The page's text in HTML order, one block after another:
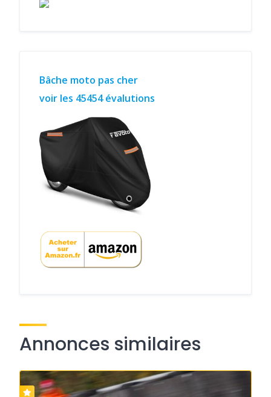
Bâche moto pas cher
voir les 45454 évalutions
Annonces similaires